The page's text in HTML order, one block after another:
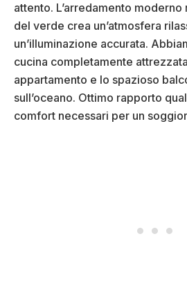
attento. L’arredamento
del verde crea un’atmosfera
un’illuminazione accurata.
cucina completamente
appartamento e lo spazioso
sull’oceano. Ottimo rapporto
comfort necessari per un